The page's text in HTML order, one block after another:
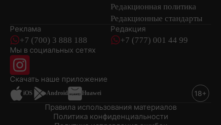
Редакционная политика
Редакционные стандарты
Реклама
+7 (700) 3 888 188
Редакция
+7 (777) 001 44 99
Мы в социальных сетях
Скачать наше приложениеновостей
iOS Android Huawei
Политика конфиденциальности
Правила использования материалов